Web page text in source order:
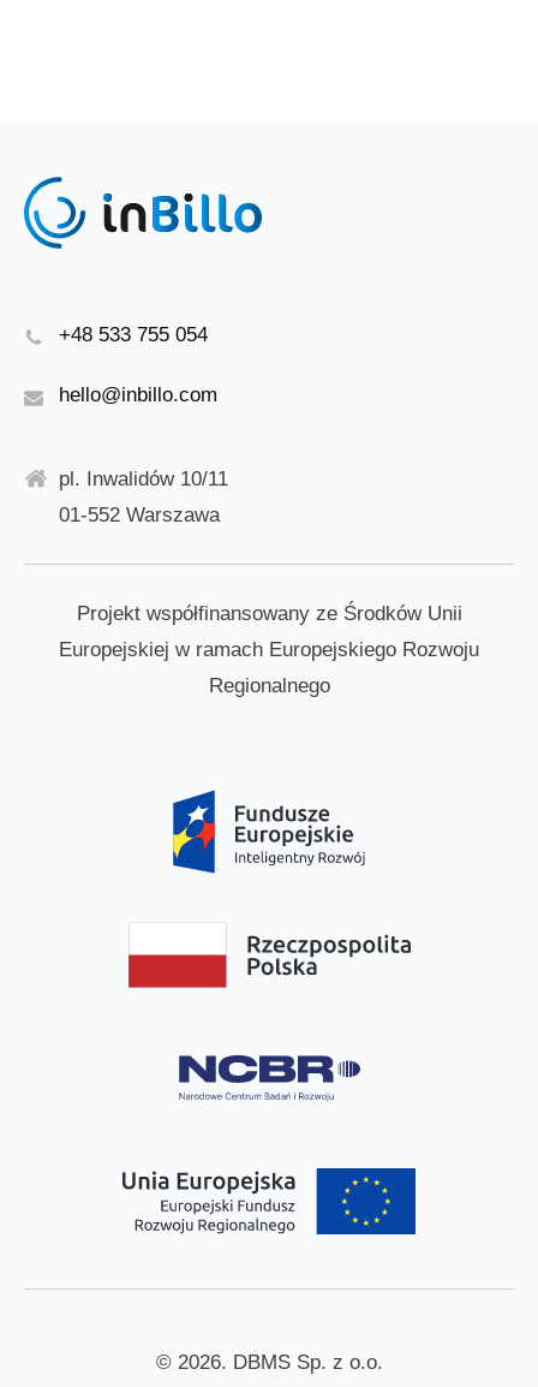
+48 533 755 054
hello@inbillo.com
pl. Inwalidów 10/11
01-552 Warszawa
Projekt współfinansowany ze Środków Unii
Europejskiej w ramach Europejskiego Rozwoju
Regionalnego
© 2026. DBMS Sp. z o.o.